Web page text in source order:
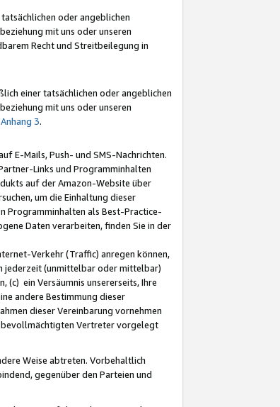
oder angeblichen
mit uns oder unseren
Recht und Streitbeilegung in
einer tatsächlichen oder angeblichen
mit uns oder unseren
Anhang 3.
E-Mails, Push- und SMS-Nachrichten.
Links und Programminhalten
auf der Amazon-Website über
um die Einhaltung dieser
Programminhalten als Best-Practice-
Daten verarbeiten, finden Sie in der
Verkehr (Traffic) anregen können,
jederzeit (unmittelbar oder mittelbar)
ein Versäumnis unsererseits, Ihre
andere Bestimmung dieser
dieser Vereinbarung vornehmen
bevollmächtigten Vertreter vorgelegt
Weise abtreten. Vorbehaltlich
gegenüber den Parteien und